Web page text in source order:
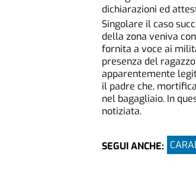
dichiarazioni ed
Singolare il caso
della zona veniva
fornita a voce ai
presenza del
apparentemente
il padre che,
nel bagagliaio. In
notiziata.
SEGUI ANCHE: